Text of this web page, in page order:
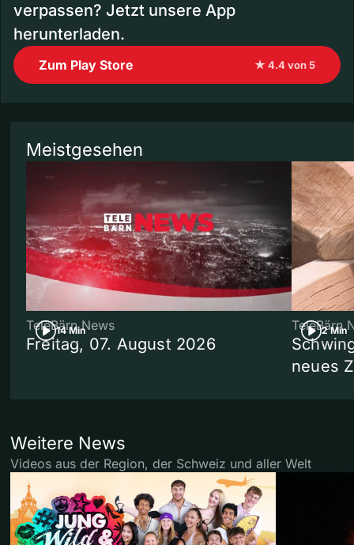
verpassen? Jetzt unsere App
herunterladen.
Zum Play Store ★ 4.4 von 5
Meistgesehen
14 Min
TeleBärn News
Freitag, 07. August 2026
2 Min
TeleBärn
neues
Weitere News
Videos aus der Region, der Schweiz und aller Welt